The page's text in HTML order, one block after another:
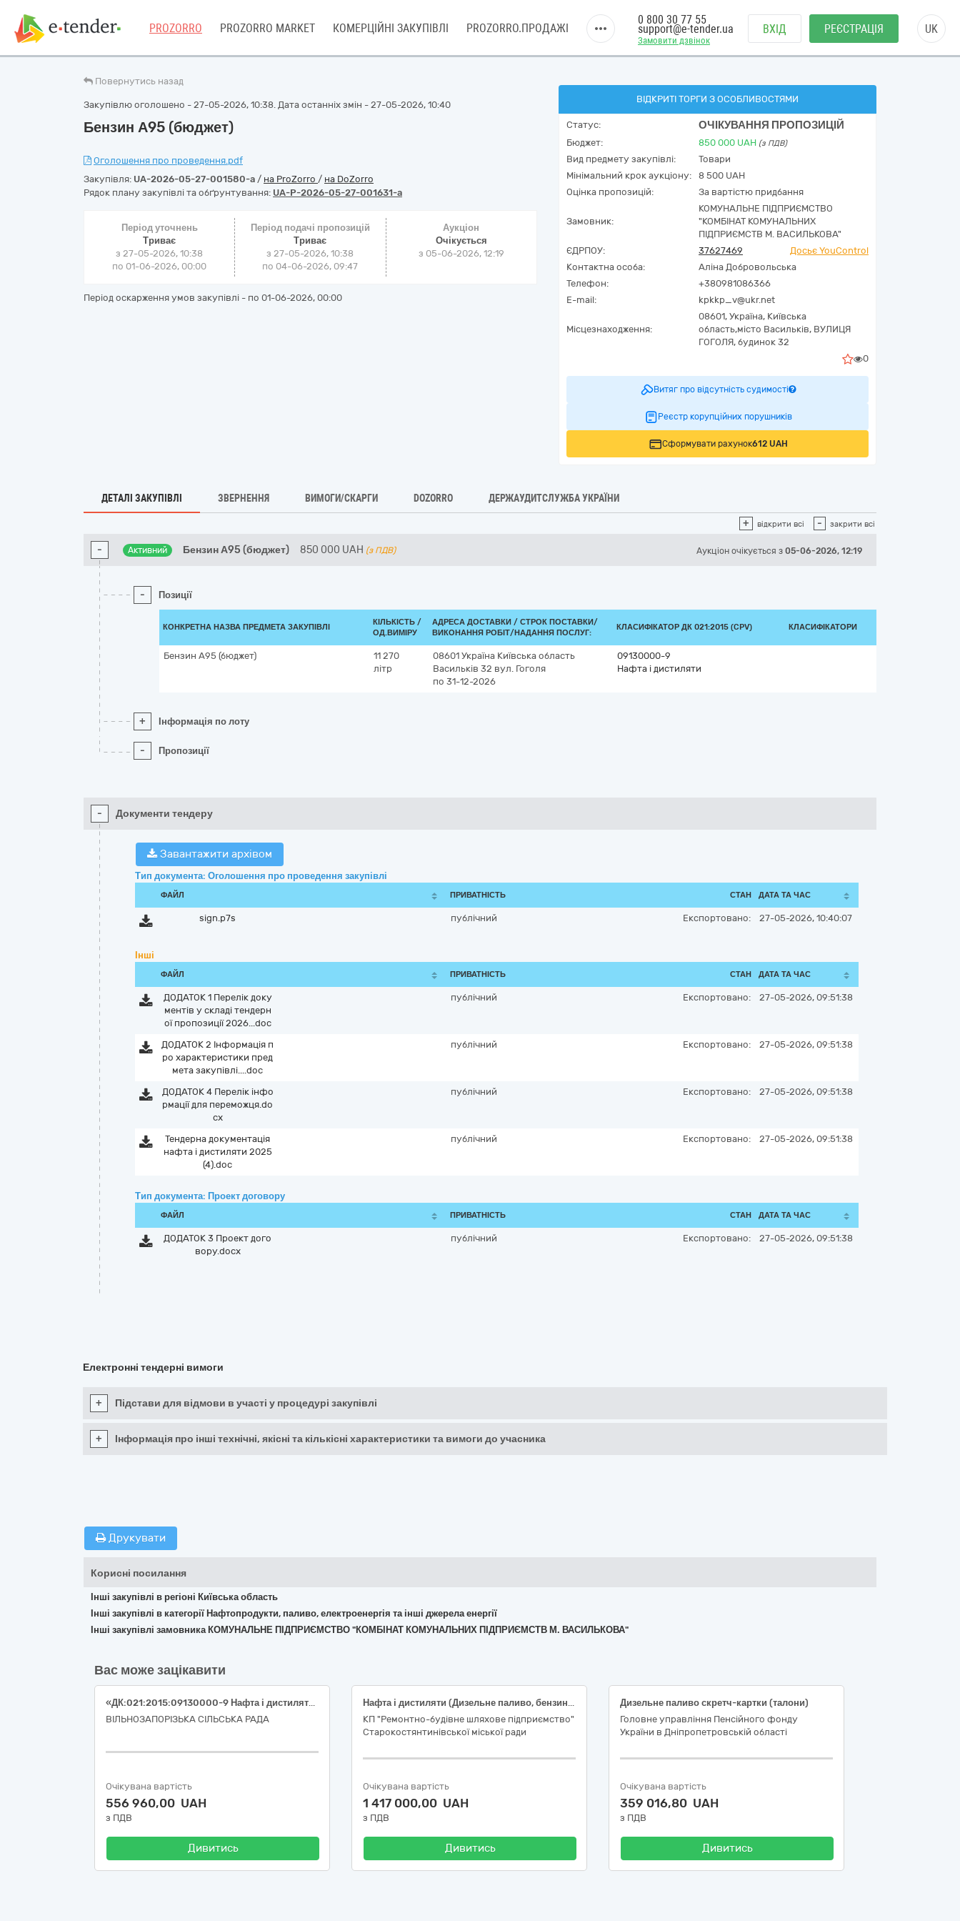
PROZORRO PROZORRO MARKET КОМЕРЦІЙНІ ЗАКУПІВЛІ PROZORRO.ПРОДАЖІ
Замовити дзвінок
0 800 30 77 55
support@e-tender.ua ВХІД РЕЄСТРАЦІЯ UK
Повернутись назад
Закупівлю оголошено - 27-05-2026, 10:38. Дата останніх змін - 27-05-2026, 10:40
Бензин А95 (бюджет)
Оголошення про проведення.pdf
Закупівля: UA-2026-05-27-001580-a / на ProZorro / на DoZorro
Рядок плану закупівлі та обґрунтування: UA-P-2026-05-27-001631-a
Період уточнень
Триває
з 27-05-2026, 10:38
по 01-06-2026, 00:00
Період подачі пропозицій
Триває
з 27-05-2026, 10:38
по 04-06-2026, 09:47
Аукціон
Очікується
з 05-06-2026, 12:19
Період оскарження умов закупівлі - по 01-06-2026, 00:00
ВІДКРИТІ ТОРГИ З ОСОБЛИВОСТЯМИ
Статус: ОЧІКУВАННЯ ПРОПОЗИЦІЙ
Бюджет: 850 000 UAH (з ПДВ)
Вид предмету закупівлі:
Товари
Мінімальний крок аукціону:
8 500 UAH
Оцінка пропозицій:
За вартістю придбання
Замовник:
КОМУНАЛЬНЕ ПІДПРИЄМСТВО
"КОМБІНАТ КОМУНАЛЬНИХ
ПІДПРИЄМСТВ М. ВАСИЛЬКОВА"
ЄДРПОУ:
37627469
Досьє YouControl
Контактна особа:
Аліна Добровольська
Телефон:
+380981086366
E-mail:
kpkkp_v@ukr.net
Місцезнаходження:
08601, Україна, Київська
область,місто Васильків, ВУЛИЦЯ
ГОГОЛЯ, будинок 32
0
Витяг про відсутність судимості
Реєстр корупційних порушників
Сформувати рахунок612 UAH
ДЕТАЛІ ЗАКУПІВЛІ ЗВЕРНЕННЯ ВИМОГИ/СКАРГИ DOZORRO ДЕРЖАУДИТСЛУЖБА УКРАЇНИ
+ відкрити всі - закрити всі
- Активний Бензин А95 (бюджет) 850 000 UAH (з ПДВ) Аукціон очікується з 05-06-2026, 12:19
- Позиції
КОНКРЕТНА НАЗВА ПРЕДМЕТА ЗАКУПІВЛІ
КІЛЬКІСТЬ /
ОД.ВИМІРУ
АДРЕСА ДОСТАВКИ / СТРОК ПОСТАВКИ/
ВИКОНАННЯ РОБІТ/НАДАННЯ ПОСЛУГ:
КЛАСИФІКАТОР ДК 021:2015 (CPV) КЛАСИФІКАТОРИ
Бензин А95 (бюджет)
11 270
літр
08601 Україна Київська область
Васильків 32 вул. Гоголя
по 31-12-2026
09130000-9
Нафта і дистиляти
+ Інформація по лоту
- Пропозиції
- Документи тендеру
Завантажити архівом
Тип документа: Оголошення про проведення закупівлі
ФАЙЛ ПРИВАТНІСТЬ СТАН ДАТА ТА ЧАС
sign.p7s публічний Експортовано: 27-05-2026, 10:40:07
Інші
ФАЙЛ ПРИВАТНІСТЬ СТАН ДАТА ТА ЧАС
ДОДАТОК 1 Перелік доку
ментів у складі тендерн
ої пропозиції 2026...doc
публічний Експортовано: 27-05-2026, 09:51:38
ДОДАТОК 2 Інформація п
ро характеристики пред
мета закупівлі....doc
публічний Експортовано: 27-05-2026, 09:51:38
ДОДАТОК 4 Перелік інфо
рмації для переможця.do
cx
публічний Експортовано: 27-05-2026, 09:51:38
Тендерна документація
нафта і дистиляти 2025
(4).doc
публічний Експортовано: 27-05-2026, 09:51:38
Тип документа: Проект договору
ФАЙЛ ПРИВАТНІСТЬ СТАН ДАТА ТА ЧАС
ДОДАТОК 3 Проект дого
вору.docx
публічний Експортовано: 27-05-2026, 09:51:38
Електронні тендерні вимоги
+ Підстави для відмови в участі у процедурі закупівлі
+ Інформація про інші технічні, якісні та кількісні характеристики та вимоги до учасника
Друкувати
Корисні посилання
Інші закупівлі в регіоні Київська область
Інші закупівлі в категорії Нафтопродукти, паливо, електроенергія та інші джерела енергії
Інші закупівлі замовника КОМУНАЛЬНЕ ПІДПРИЄМСТВО "КОМБІНАТ КОМУНАЛЬНИХ ПІДПРИЄМСТВ М. ВАСИЛЬКОВА"
Вас може зацікавити
«ДК:021:2015:09130000-9 Нафта і дистиляти (бензин, паливо дизельне)»
ВІЛЬНОЗАПОРІЗЬКА СІЛЬСЬКА РАДА
Очікувана вартість
556 960,00 UAH
з ПДВ
Дивитись
Нафта і дистиляти (Дизельне паливо, бензин А-95)
КП "Ремонтно-будівне шляхове підприємство"
Старокостянтинівської міської ради
Очікувана вартість
1 417 000,00 UAH
з ПДВ
Дивитись
Дизельне паливо скретч-картки (талони)
Головне управління Пенсійного фонду
України в Дніпропетровській області
Очікувана вартість
359 016,80 UAH
з ПДВ
Дивитись